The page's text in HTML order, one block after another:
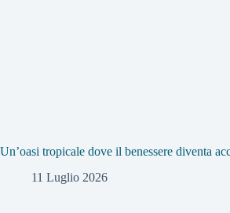
Un’oasi tropicale dove il benessere diventa
11 Luglio 2026